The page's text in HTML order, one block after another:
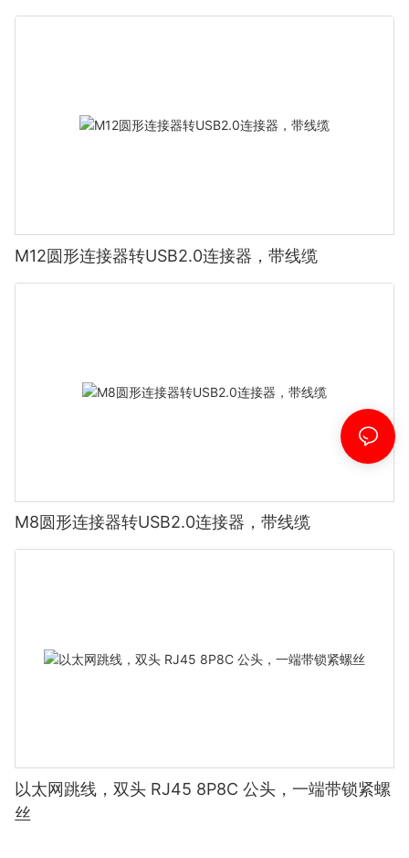
M12圆形连接器转USB2.0连接器，带线缆
M8圆形连接器转USB2.0连接器，带线缆
以太网跳线，双头 RJ45 8P8C 公头，一端带锁紧螺
丝